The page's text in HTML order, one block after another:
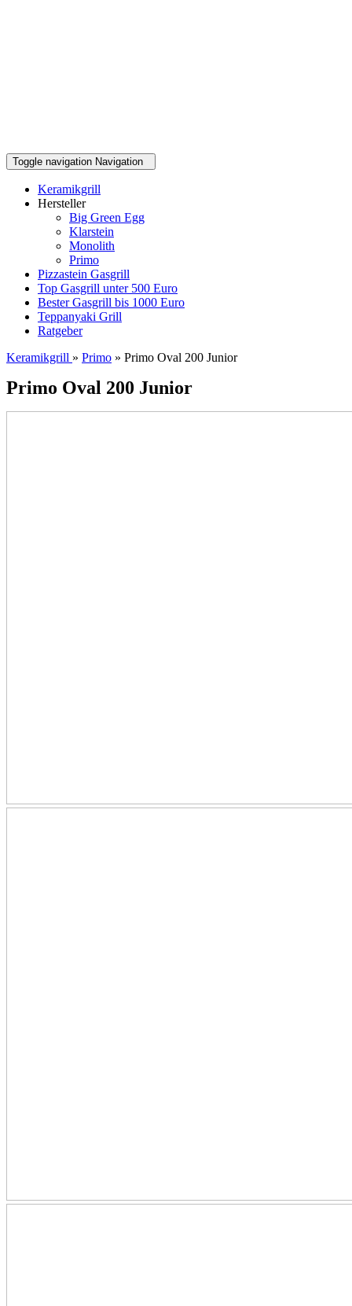
Toggle navigation Navigation
Keramikgrill
Hersteller
Big Green Egg
Klarstein
Monolith
Primo
Pizzastein Gasgrill
Top Gasgrill unter 500 Euro
Bester Gasgrill bis 1000 Euro
Teppanyaki Grill
Ratgeber
Keramikgrill » Primo » Primo Oval 200 Junior
Primo Oval 200 Junior